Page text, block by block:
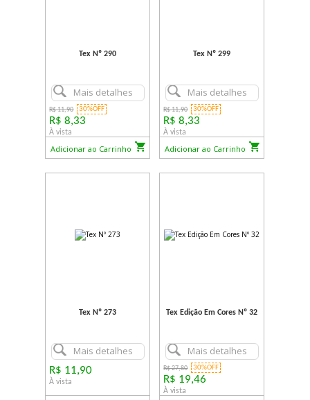
Tex Nº 290
Mais detalhes
R$ 11,90 30%OFF
R$ 8,33
À vista
Adicionar ao Carrinho
Tex Nº 299
Mais detalhes
R$ 11,90 30%OFF
R$ 8,33
À vista
Adicionar ao Carrinho
Tex Nº 273
Mais detalhes
R$ 11,90
À vista
Tex Edição Em Cores Nº 32
Mais detalhes
R$ 27,80 30%OFF
R$ 19,46
À vista